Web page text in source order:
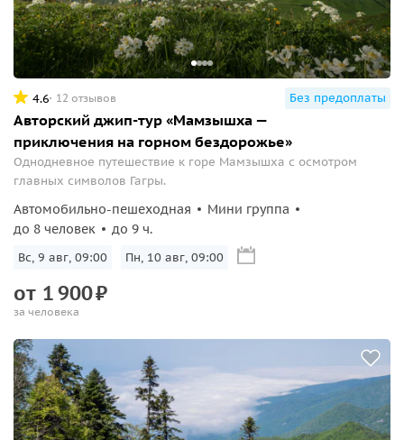
4.6 12 отзывов Без предоплаты
Авторский джип-тур «Мамзышха —
приключения на горном бездорожье»
Однодневное путешествие к горе Мамзышха с осмотром
главных символов Гагры.
Автомобильно-пешеходная
Мини группа
до 8 человек
до 9 ч.
Вс, 9 авг, 09:00 Пн, 10 авг, 09:00
от 1900₽
за человека